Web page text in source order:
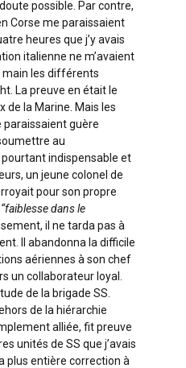
possible. Par contre,
Corse me paraissaient
heures que j’y avais
italienne ne m’avaient
main les différents
La preuve en était le
de la Marine. Mais les
guère
au
indispensable et
un jeune colonel de
pour son propre
“faiblesse dans le
il ne tarda pas à
Il abandonna la difficile
aériennes à son chef
un collaborateur loyal.
de la brigade SS.
de la hiérarchie
alliée, fit preuve
unités de SS que j’avais
plus entière correction à